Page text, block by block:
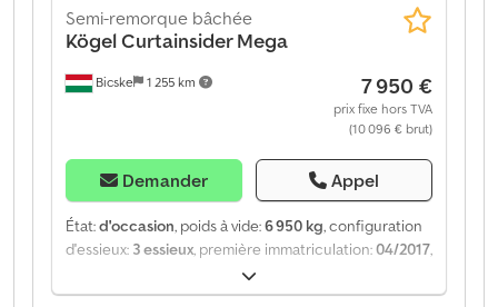
Bicske 1 255 km
Semi-remorque bâchée
KögelCurtainsider Mega
7 950 €
prix fixe hors TVA
(10 096 € brut)
Demander Appel
État:d'occasion, poids à vide:6 950 kg, configuration
d'essieux: 3 essieux , première immatriculation:04/2017
2017
Vous trouverez sur notre site web une présentation